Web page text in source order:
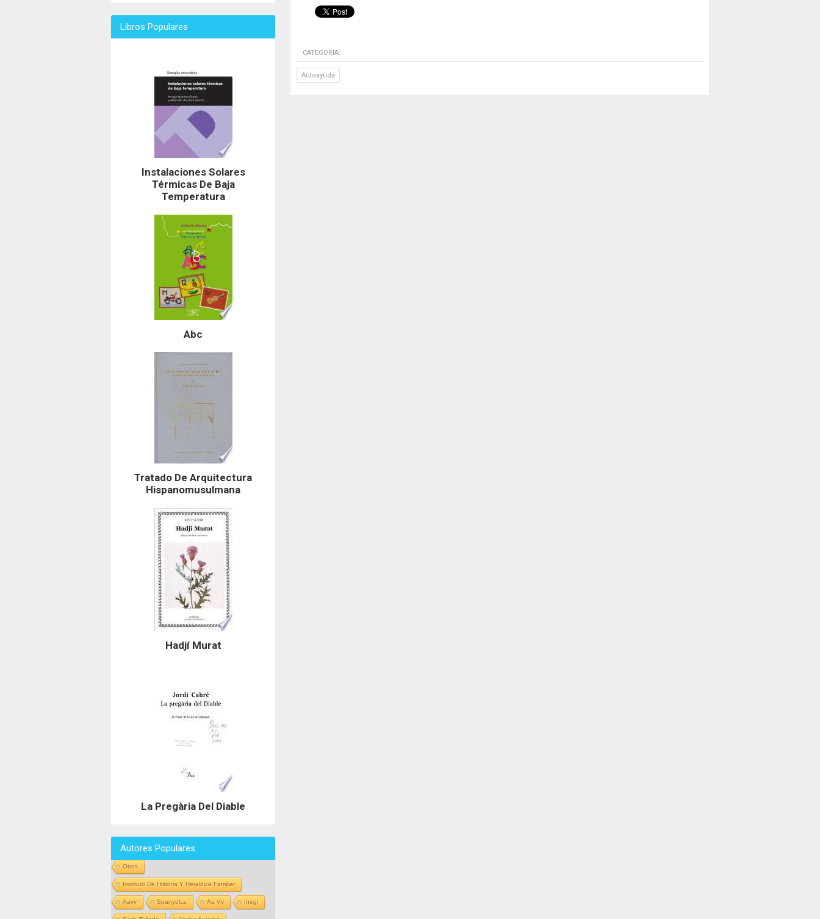
CATEGORÍA:
Autoayuda
Libros Populares
Instalaciones Solares
Térmicas De Baja
Temperatura
Abc
Tratado De Arquitectura
Hispanomusulmana
Hadjí Murat
La Pregària Del Diable
Autores Populares
Otros
Instituto De Historia Y Heraldica Familiar
Aavv Spanyolca Aa Vv Inegi